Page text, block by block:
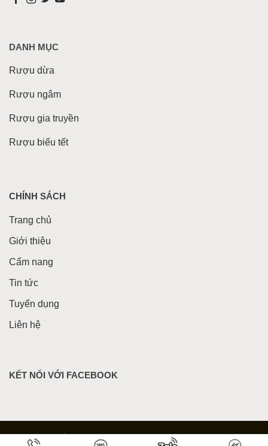
DANH MỤC
Rượu dừa
Rượu ngâm
Rượu gia truyền
Rượu biếu tết
CHÍNH SÁCH
Trang chủ
Giới thiệu
Cẩm nang
Tin tức
Tuyển dụng
Liên hệ
KẾT NỐI VỚI FACEBOOK
© Bản quyền 2026 - Rượu Dừa Rucota Đào Thành Công |